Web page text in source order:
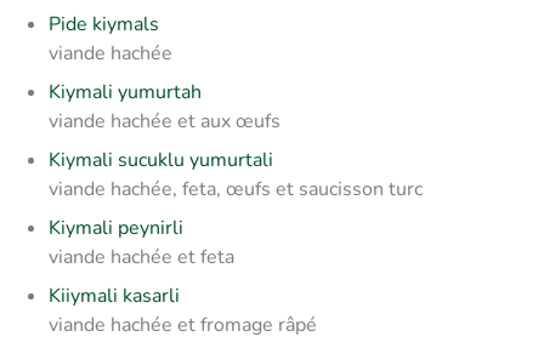
Pide kiymals
viande hachée
Kiymali yumurtah
viande hachée et aux œufs
Kiymali sucuklu yumurtali
viande hachée, feta, œufs et saucisson turc
Kiymali peynirli
viande hachée et feta
Kiiymali kasarli
viande hachée et fromage râpé